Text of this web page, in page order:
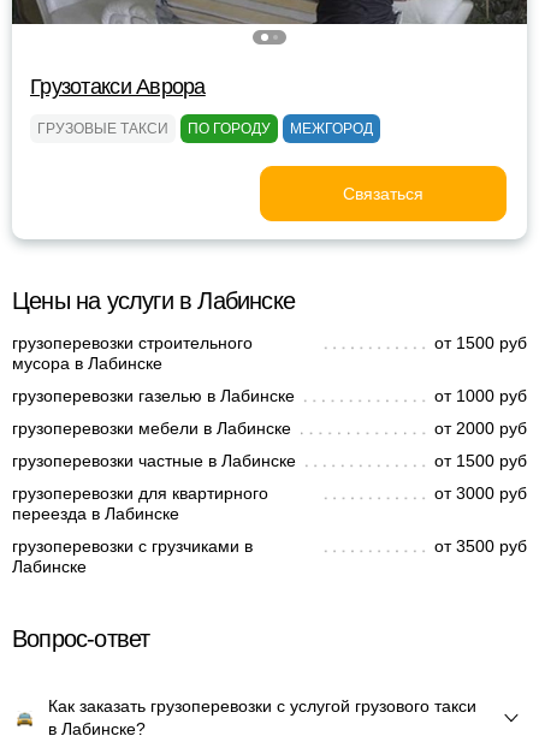
Грузотакси Аврора
ГРУЗОВЫЕ ТАКСИ ПО ГОРОДУ МЕЖГОРОД
Связаться
Цены на услуги в Лабинске
грузоперевозки строительного
мусора в Лабинске
от 1500 руб
грузоперевозки газелью в Лабинске
от 1000 руб
грузоперевозки мебели в Лабинске
от 2000 руб
грузоперевозки частные в Лабинске
от 1500 руб
грузоперевозки для квартирного
переезда в Лабинске
от 3000 руб
грузоперевозки с грузчиками в
Лабинске
от 3500 руб
Вопрос-ответ
Как заказать грузоперевозки с услугой грузового такси
в Лабинске?